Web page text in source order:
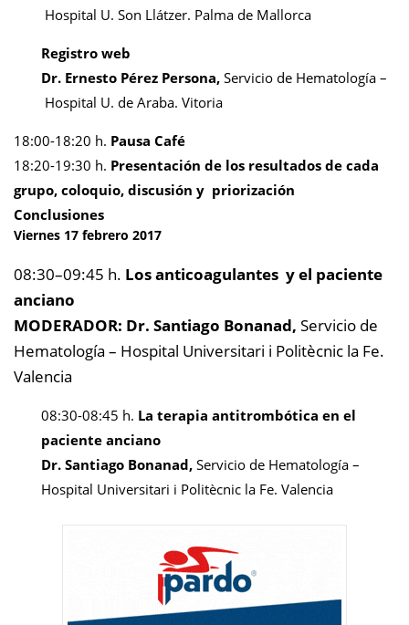
Hospital U. Son Llátzer. Palma de Mallorca
Registro web
Dr. Ernesto Pérez Persona, Servicio de Hematología –
Hospital U. de Araba. Vitoria
18:00-18:20 h. Pausa Café
18:20-19:30 h. Presentación de los resultados de cada
grupo, coloquio, discusión y priorización
Conclusiones
Viernes 17 febrero 2017
08:30–09:45 h. Los anticoagulantes y el paciente
anciano
MODERADOR: Dr. Santiago Bonanad, Servicio de
Hematología – Hospital Universitari i Politècnic la Fe.
Valencia
08:30-08:45 h. La terapia antitrombótica en el
paciente anciano
Dr. Santiago Bonanad, Servicio de Hematología –
Hospital Universitari i Politècnic la Fe. Valencia